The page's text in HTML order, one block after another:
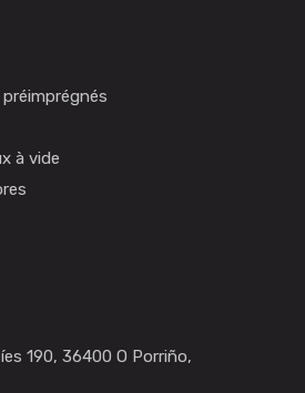
à vide
190, 36400 O Porriño,